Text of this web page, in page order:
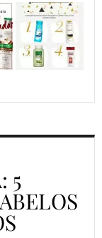
5